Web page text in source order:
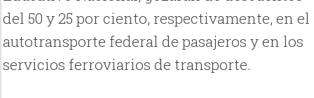
del 50 y 25 por ciento, respectivamente, en el
autotransporte federal de pasajeros y en los
servicios ferroviarios de transporte.